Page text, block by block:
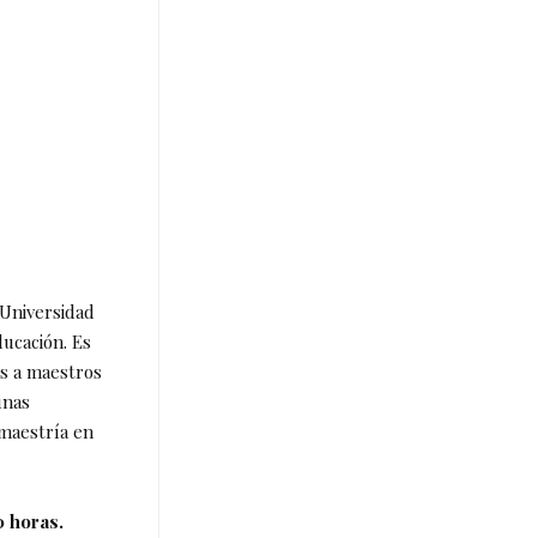
Es
a maestros
en
horas.